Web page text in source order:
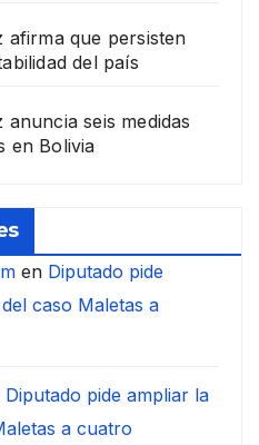
afirma que persisten
del país
seis medidas
en Bolivia
en Diputado pide
caso Maletas a
Diputado pide ampliar la
a cuatro